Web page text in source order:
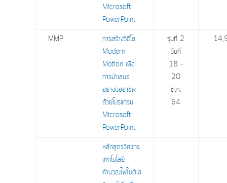
Microsoft
PowerPoint
MMP
การสร้างวิดีโอ
Modern
Motion เพื่อ
การนำเสนอ
อย่างมืออาชีพ
ด้วยโปรแกรม
Microsoft
PowerPoint
รุ่นที่ 2
วันที่
18 –
20
ต.ค.
64
หลักสูตรวิศวกร
เทคโนโลยี
คำนวณไฟไนต์เอ